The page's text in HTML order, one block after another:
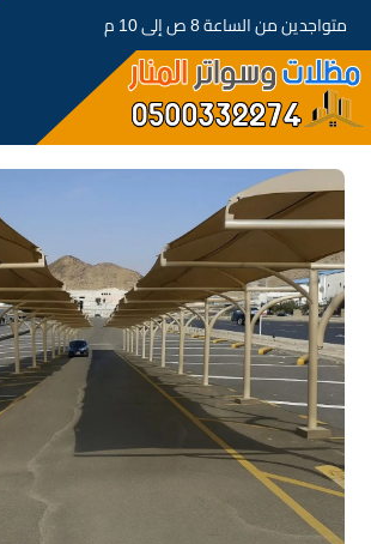
متواجدين من الساعة 8 ص إلى 10 م